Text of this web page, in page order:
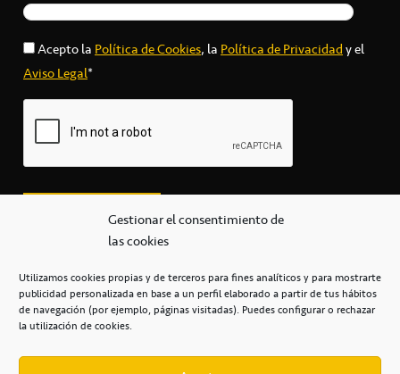
Gestionar el consentimiento de
las cookies
Utilizamos cookies propias y de terceros para fines analíticos y para mostrarte
publicidad personalizada en base a un perfil elaborado a partir de tus hábitos
de navegación (por ejemplo, páginas visitadas). Puedes configurar o rechazar
la utilización de cookies.
Acepto laPolítica de Cookies, laPolítica de Privacidady el
Aviso Legal*
secretaria@cbcanarias.es
+34 922 253 684